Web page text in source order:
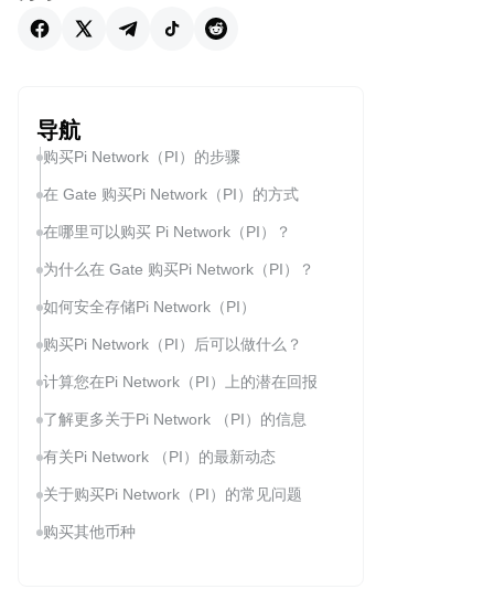
导航
购买Pi Network（PI）的步骤
在 Gate 购买Pi Network（PI）的方式
在哪里可以购买 Pi Network（PI）？
为什么在 Gate 购买Pi Network（PI）？
如何安全存储Pi Network（PI）
购买Pi Network（PI）后可以做什么？
计算您在Pi Network（PI）上的潜在回报
了解更多关于Pi Network （PI）的信息
有关Pi Network （PI）的最新动态
关于购买Pi Network（PI）的常见问题
购买其他币种